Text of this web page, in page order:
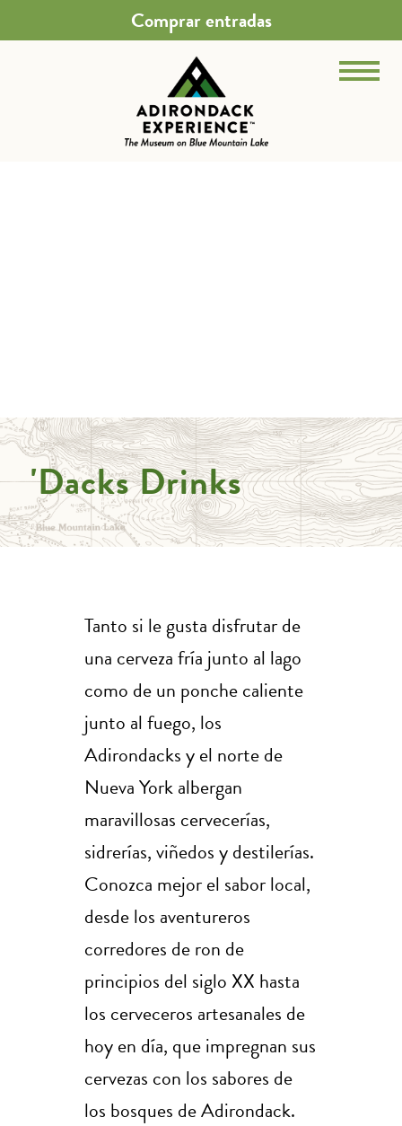
Comprar entradas
'Dacks Drinks
Tanto si le gusta disfrutar de
una cerveza fría junto al lago
como de un ponche caliente
junto al fuego, los
Adirondacks y el norte de
Nueva York albergan
maravillosas cervecerías,
sidrerías, viñedos y destilerías.
Conozca mejor el sabor local,
desde los aventureros
corredores de ron de
principios del siglo XX hasta
los cerveceros artesanales de
hoy en día, que impregnan sus
cervezas con los sabores de
los bosques de Adirondack.